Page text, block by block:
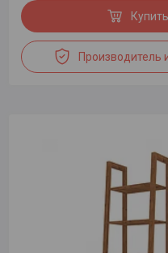
Купить
Производитель